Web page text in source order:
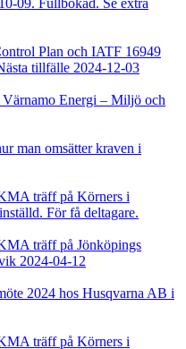
09. Fullbokad. Se extra
Plan och IATF 16949
tillfälle 2024-12-03
Energi – Miljö och
man omsätter kraven i
träff på Körners i
För få deltagare.
träff på Jönköpings
2024-04-12
2024 hos Husqvarna AB i
träff på Körners i